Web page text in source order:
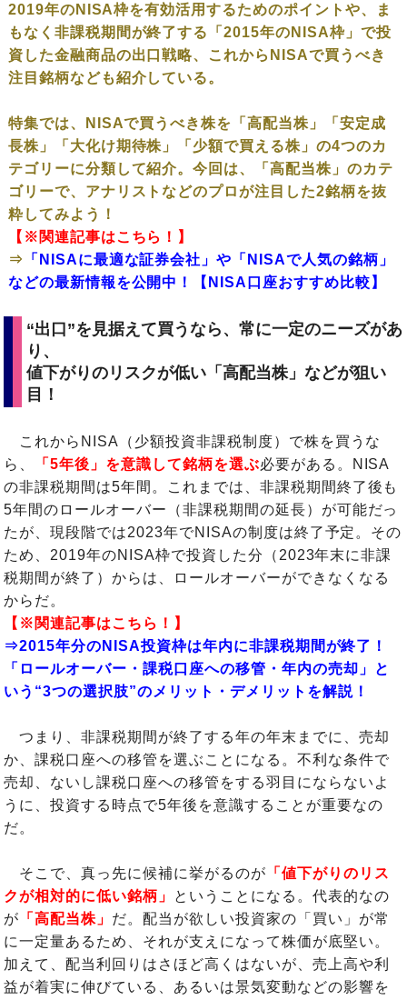
2019年のNISA枠を有効活用するためのポイントや、ま
もなく非課税期間が終了する「2015年のNISA枠」で投
資した金融商品の出口戦略、これからNISAで買うべき
注目銘柄なども紹介している。
特集では、NISAで買うべき株を「高配当株」「安定成
長株」「大化け期待株」「少額で買える株」の4つのカ
テゴリーに分類して紹介。今回は、「高配当株」のカテ
ゴリーで、アナリストなどのプロが注目した2銘柄を抜
粋してみよう！
【※関連記事はこちら！】
⇒ 「NISAに最適な証券会社」や「NISAで人気の銘柄」
などの最新情報を公開中！【NISA口座おすすめ比較】
“出口”を見据えて買うなら、常に一定のニーズがあ
り、
値下がりのリスクが低い「高配当株」などが狙い
目！
これからNISA（少額投資非課税制度）で株を買うな
ら、
「5年後」を意識して銘柄を選ぶ必要がある。NISA
の非課税期間は5年間。これまでは、非課税期間終了後も
5年間のロールオーバー（非課税期間の延長）が可能だっ
たが、現段階では2023年でNISAの制度は終了予定。その
ため、2019年のNISA枠で投資した分（2023年末に非課
税期間が終了）からは、ロールオーバーができなくなる
からだ。
【※関連記事はこちら！】
⇒2015年分のNISA投資枠は年内に非課税期間が終了！
「ロールオーバー・課税口座への移管・年内の売却」と
いう“3つの選択肢”のメリット・デメリットを解説！
つまり、非課税期間が終了する年の年末までに、売却
か、課税口座への移管を選ぶことになる。不利な条件で
売却、ないし課税口座への移管をする羽目にならないよ
うに、投資する時点で5年後を意識することが重要なの
だ。
そこで、真っ先に候補に挙がるのが 「値下がりのリス
クが相対的に低い銘柄」
ということになる。代表的なの
が 「高配当株」 だ。配当が欲しい投資家の「買い」が常
に一定量あるため、それが支えになって株価が底堅い。
加えて、配当利回りはさほど高くはないが、売上高や利
益が着実に伸びている、あるいは景気変動などの影響を